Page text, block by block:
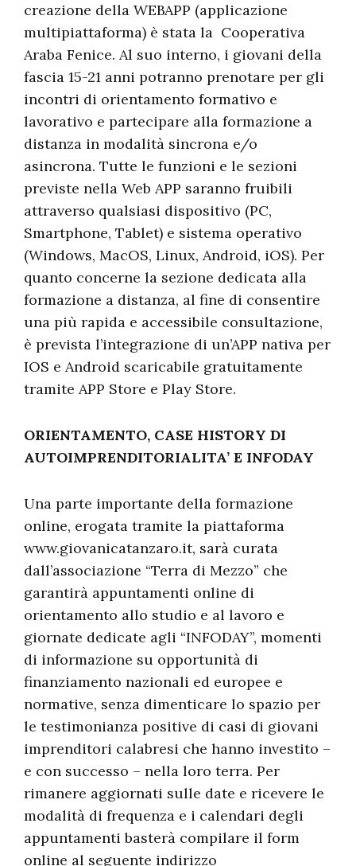
creazione della WEBAPP (applicazione
multipiattaforma) è stata la Cooperativa
Araba Fenice. Al suo interno, i giovani della
fascia 15-21 anni potranno prenotare per gli
incontri di orientamento formativo e
lavorativo e partecipare alla formazione a
distanza in modalità sincrona e/o
asincrona. Tutte le funzioni e le sezioni
previste nella Web APP saranno fruibili
attraverso qualsiasi dispositivo (PC,
Smartphone, Tablet) e sistema operativo
(Windows, MacOS, Linux, Android, iOS). Per
quanto concerne la sezione dedicata alla
formazione a distanza, al fine di consentire
una più rapida e accessibile consultazione,
è prevista l’integrazione di un’APP nativa per
IOS e Android scaricabile gratuitamente
tramite APP Store e Play Store.
ORIENTAMENTO, CASE HISTORY DI
AUTOIMPRENDITORIALITA’ E INFODAY
Una parte importante della formazione
online, erogata tramite la piattaforma
www.giovanicatanzaro.it, sarà curata
dall’associazione “Terra di Mezzo” che
garantirà appuntamenti online di
orientamento allo studio e al lavoro e
giornate dedicate agli “INFODAY”, momenti
di informazione su opportunità di
finanziamento nazionali ed europee e
normative, senza dimenticare lo spazio per
le testimonianza positive di casi di giovani
imprenditori calabresi che hanno investito –
e con successo – nella loro terra. Per
rimanere aggiornati sulle date e ricevere le
modalità di frequenza e i calendari degli
appuntamenti basterà compilare il form
online al seguente indirizzo